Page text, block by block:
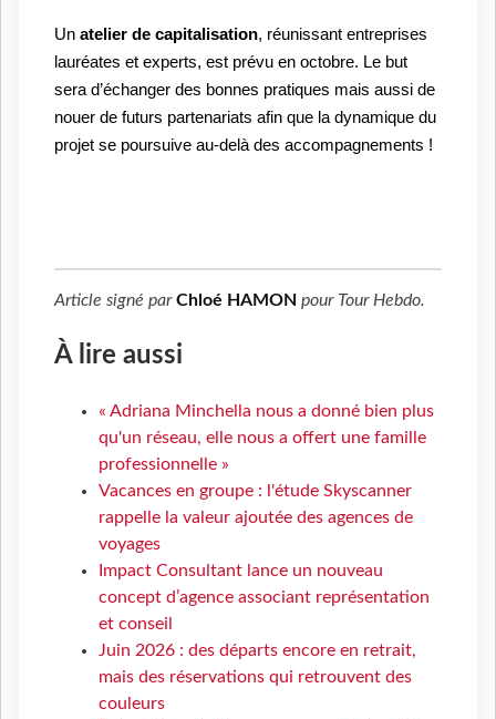
Un atelier de capitalisation, réunissant entreprises
lauréates et experts, est prévu en octobre. Le but
sera d’échanger des bonnes pratiques mais aussi de
nouer de futurs partenariats afin que la dynamique du
projet se poursuive au-delà des accompagnements !
Article signé parChloé HAMON pour Tour Hebdo.
À lire aussi
« Adriana Minchella nous a donné bien plus
qu'un réseau, elle nous a offert une famille
professionnelle »
Vacances en groupe : l'étude Skyscanner
rappelle la valeur ajoutée des agences de
voyages
Impact Consultant lance un nouveau
concept d’agence associant représentation
et conseil
Juin 2026 : des départs encore en retrait,
mais des réservations qui retrouvent des
couleurs